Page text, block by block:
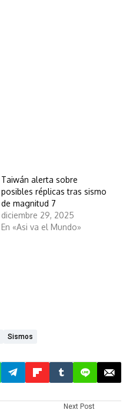
Taiwán alerta sobre
posibles réplicas tras sismo
de magnitud 7
diciembre 29, 2025
En «Asi va el Mundo»
Sismos
Next Post